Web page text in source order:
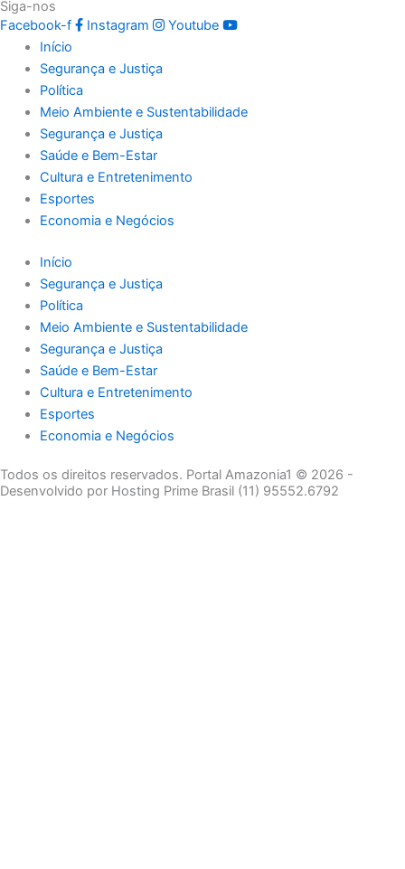
Siga-nos
Facebook-f
Instagram
Youtube
Início
Segurança e Justiça
Política
Meio Ambiente e Sustentabilidade
Segurança e Justiça
Saúde e Bem-Estar
Cultura e Entretenimento
Esportes
Economia e Negócios
Início
Segurança e Justiça
Política
Meio Ambiente e Sustentabilidade
Segurança e Justiça
Saúde e Bem-Estar
Cultura e Entretenimento
Esportes
Economia e Negócios
Todos os direitos reservados. Portal Amazonia1 © 2026 -
Desenvolvido por Hosting Prime Brasil (11) 95552.6792